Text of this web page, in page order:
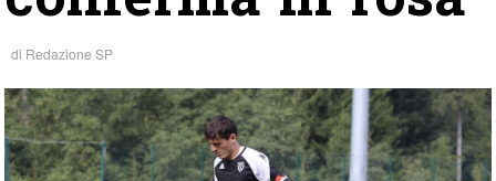
di Redazione SP